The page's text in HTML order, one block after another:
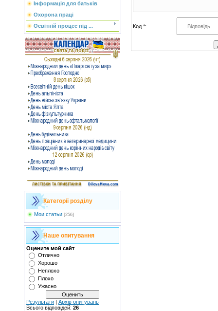
Інформація для батьків
Охорона праці
Освітній процес під ...
Категорії розділу
Мои статьи [256]
Наше опитування
Оцените мой сайт
Отлично
Хорошо
Неплохо
Плохо
Ужасно
Результати | Архів опитувань
Всього відповідей: 26
Код *: